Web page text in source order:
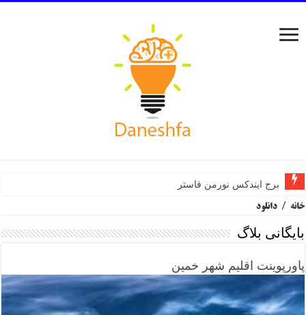
برج ایندکس نورمن فاستر
خانه / دانلود
بایگانی بلاگ
پاورپوینت اقلیم شهر خمین